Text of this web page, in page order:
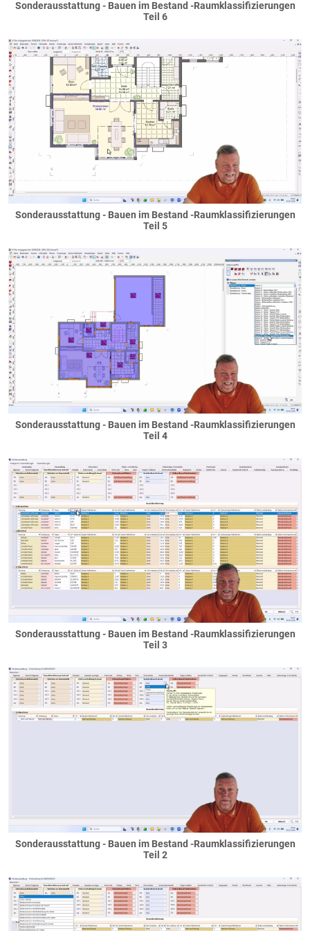
Sonderverglasungen
Terrassentüren
Bemusterung / Symbole
Dächer
Anbauten
Binderdach
Dachkasten
Dachüberstand
Entwässerung
Flachdach als Dach
Flachdach als Decke
Garagendach
Friesengiebel
Quergiebel
Schleppdachgiebel
Tonnengiebel
Zwerchgiebel
Glasdach
Kaltdach
Pultdächer
Schleppdach
versetzte Pultdächer
Ringanker
Satteldächer
Spitzboden
Tonnendächer
Darstellung
Decken
Decken neben dem Haus
Haupgeschossdecken
Ringanker
Elektroausstattung
Elektroinstallation
Faschen
Fassadenteilflächen
Gaubenfassade
Sonderausstattung - Bauen im Bestand -Raumklassifizierungen
Teil 6
Sonderausstattung - Bauen im Bestand -Raumklassifizierungen
Teil 5
Sonderausstattung - Bauen im Bestand -Raumklassifizierungen
Teil 4
Sonderausstattung - Bauen im Bestand -Raumklassifizierungen
Teil 3
Sonderausstattung - Bauen im Bestand -Raumklassifizierungen
Teil 2